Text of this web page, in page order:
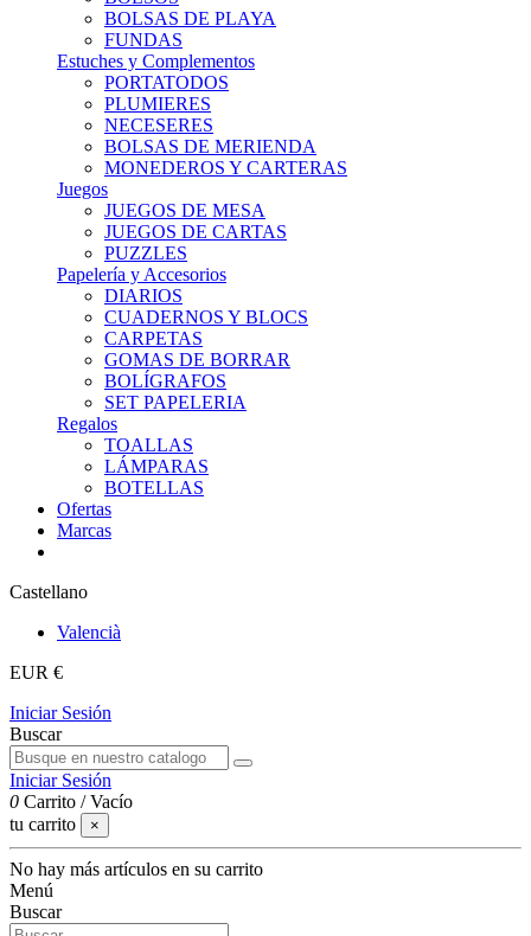
BOLSAS DE PLAYA
FUNDAS
Estuches y Complementos
PORTATODOS
PLUMIERES
NECESERES
BOLSAS DE MERIENDA
MONEDEROS Y CARTERAS
Juegos
JUEGOS DE MESA
JUEGOS DE CARTAS
PUZZLES
Papelería y Accesorios
DIARIOS
CUADERNOS Y BLOCS
CARPETAS
GOMAS DE BORRAR
BOLÍGRAFOS
SET PAPELERIA
Regalos
TOALLAS
LÁMPARAS
BOTELLAS
Ofertas
Marcas
Castellano
Valencià
EUR €
Iniciar Sesión
Buscar
Iniciar Sesión
0 Carrito /Vacío
tu carrito
×
No hay más artículos en su carrito
Menú
Buscar